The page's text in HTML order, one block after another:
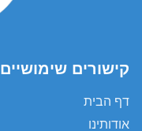
קישורים שימושיים
דף הבית
אודותינו